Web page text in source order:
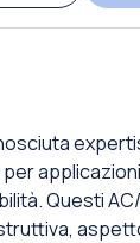
per
Questi